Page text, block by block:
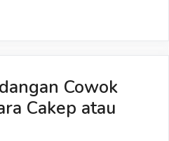
Cowok
Cakep atau